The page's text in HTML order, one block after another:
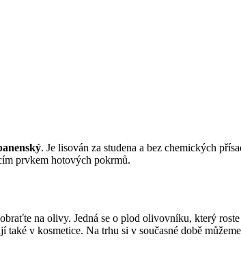
. Je lisován za studena a bez chemických
prvkem hotových pokrmů.
na olivy. Jedná se o plod olivovníku, který
v kosmetice. Na trhu si v současné době